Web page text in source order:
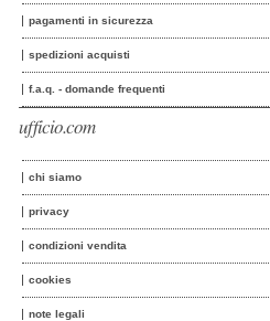
pagamenti in sicurezza
spedizioni acquisti
f.a.q. - domande frequenti
ufficio.com
chi siamo
privacy
condizioni vendita
cookies
note legali